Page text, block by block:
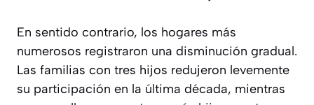
En sentido contrario, los hogares más
numerosos registraron una disminución gradual.
Las familias con tres hijos redujeron levemente
su participación en la última década, mientras